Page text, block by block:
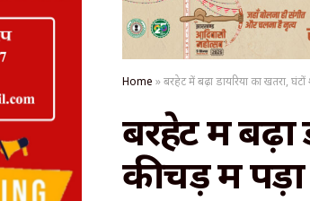
Home »बरहेट में बढ़ा डायरिया का‌ खतरा,
बरहेट में बढ़ा
कीचड़ में पड़ा